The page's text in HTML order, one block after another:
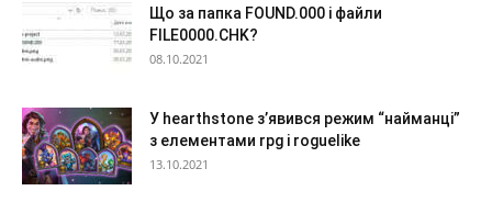
Що за папка FOUND.000 і файли
FILE0000.CHK?
08.10.2021
У hearthstone з’явився режим “найманці”
з елементами rpg і roguelike
13.10.2021